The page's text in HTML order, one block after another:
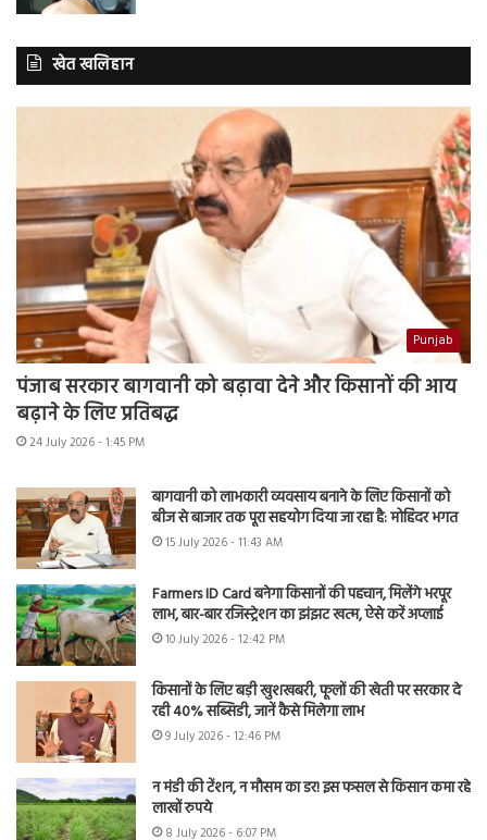
खेत खलिहान
Punjab
पंजाब सरकार बागवानी को बढ़ावा देने और किसानों की आय
बढ़ाने के लिए प्रतिबद्ध
24 July 2026 - 1:45 PM
बागवानी को लाभकारी व्यवसाय बनाने के लिए किसानों को
बीज से बाजार तक पूरा सहयोग दिया जा रहा है: मोहिंदर भगत
15 July 2026 - 11:43 AM
Farmers ID Card बनेगा किसानों की पहचान, मिलेंगे भरपूर
लाभ, बार-बार रजिस्ट्रेशन का झंझट खत्म, ऐसे करें अप्लाई
10 July 2026 - 12:42 PM
किसानों के लिए बड़ी खुशखबरी, फूलों की खेती पर सरकार दे
रही 40% सब्सिडी, जानें कैसे मिलेगा लाभ
9 July 2026 - 12:46 PM
न मंडी की टेंशन, न मौसम का डर! इस फसल से किसान कमा रहे
लाखों रुपये
8 July 2026 - 6:07 PM